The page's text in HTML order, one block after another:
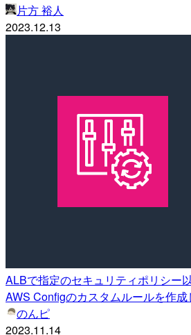
片方 裕人
2023.12.13
ALBで指定のセキュリティポリシー
AWS Configのカスタムルールを作成
のんピ
2023.11.14